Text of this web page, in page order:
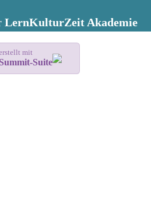
LernKulturZeit Akademie
mit
Summit-Suite